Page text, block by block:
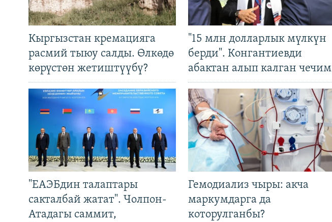
Кыргызстан кремацияга
расмий тыюу салды. Өлкөдө
көрүстөн жетиштүүбү?
"15 млн долларлык мүлкүн
берди". Конгантиевди
абактан алып калган чечим
"ЕАЭБдин талаптары
сакталбай жатат". Чолпон-
Атадагы саммит,
Гемодиализ чыры: акча
маркумдарга да
которулганбы?